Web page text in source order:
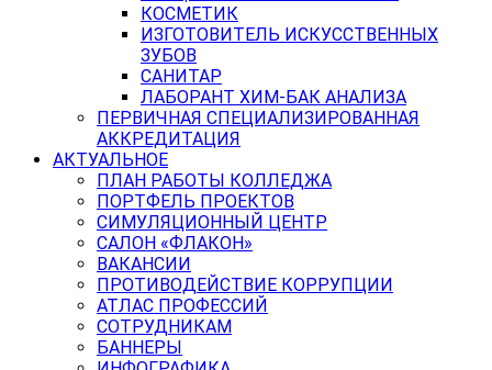
КОСМЕТИК
ИЗГОТОВИТЕЛЬ ИСКУССТВЕННЫХ
ЗУБОВ
САНИТАР
ЛАБОРАНТ ХИМ-БАК АНАЛИЗА
ПЕРВИЧНАЯ СПЕЦИАЛИЗИРОВАННАЯ
АККРЕДИТАЦИЯ
АКТУАЛЬНОЕ
ПЛАН РАБОТЫ КОЛЛЕДЖА
ПОРТФЕЛЬ ПРОЕКТОВ
СИМУЛЯЦИОННЫЙ ЦЕНТР
САЛОН «ФЛАКОН»
ВАКАНСИИ
ПРОТИВОДЕЙСТВИЕ КОРРУПЦИИ
АТЛАС ПРОФЕССИЙ
СОТРУДНИКАМ
БАННЕРЫ